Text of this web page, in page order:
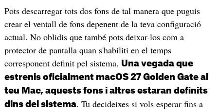
Pots descarregar tots dos fons de tal manera que puguis
crear el ventall de fons depenent de la teva configuració
actual. No oblidis que també pots deixar-los com a
protector de pantalla quan s'habiliti en el temps
corresponent definit pel sistema. Una vegada que
estrenis oficialment macOS 27 Golden Gate al
teu Mac, aquests fons i altres estaran definits
dins del sistema. Tu decideixes si vols esperar fins a